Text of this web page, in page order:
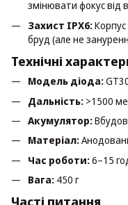
змінювати фокус від
Захист IPX6:
бруд (але не
Технічні
Модель діода:
Дальність: >1500
Акумулятор:
Матеріал:
Час роботи:6–15
Вага: 450 г